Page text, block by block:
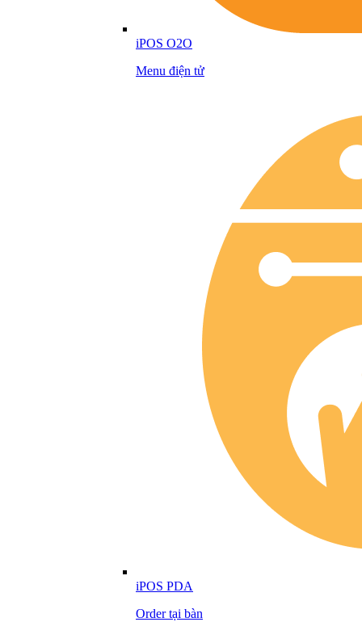
iPOS O2O
Menu điện tử
iPOS PDA
Order tại bàn